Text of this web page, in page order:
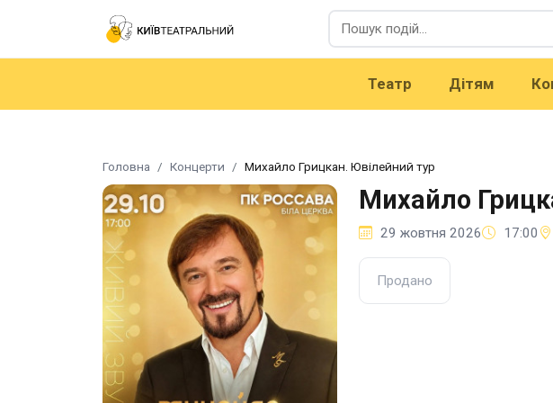
Театр Дітям
Головна Концерти Михайло Грицкан. Ювілейний тур
Михайло
29 жовтня 2026 17:00
Продано